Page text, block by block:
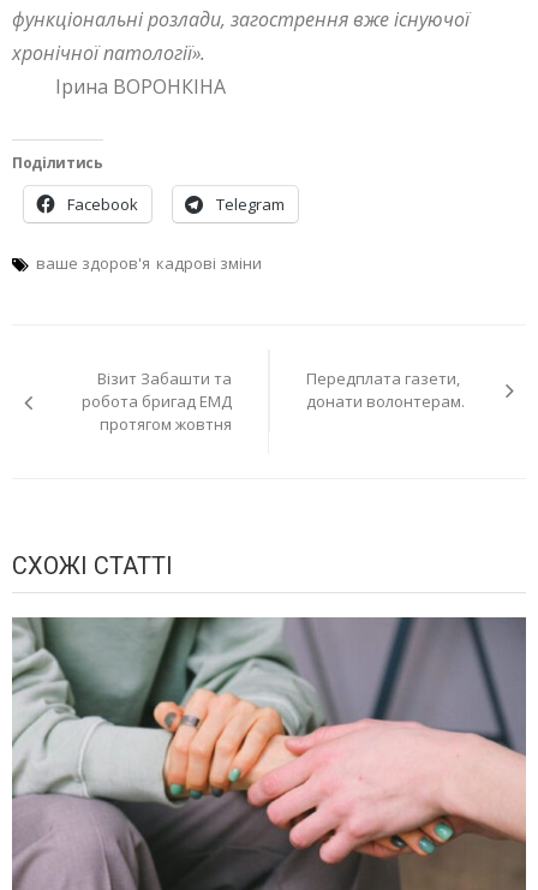
функціональні розлади, загострення вже існуючої
хронічної патології».
Ірина ВОРОНКІНА
Поділитись
Facebook Telegram
ваше здоров'я кадрові зміни
записів
Візит Забашти та
робота бригад ЕМД
протягом жовтня
Передплата газети,
донати волонтерам.
СХОЖІ СТАТТІ